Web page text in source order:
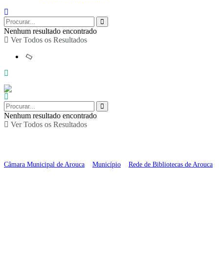
Nenhum resultado encontrado
Ver Todos os Resultados
Nenhum resultado encontrado
Ver Todos os Resultados
Câmara Municipal de Arouca Município
Rede de Bibliotecas de Arouca